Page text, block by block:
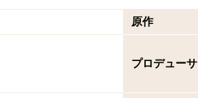
原作
プロデューサ